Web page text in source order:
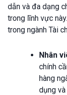
dẫn và đa dạng
trong lĩnh vực
trong ngành Tài
Nhân
chính
hàng
dụng